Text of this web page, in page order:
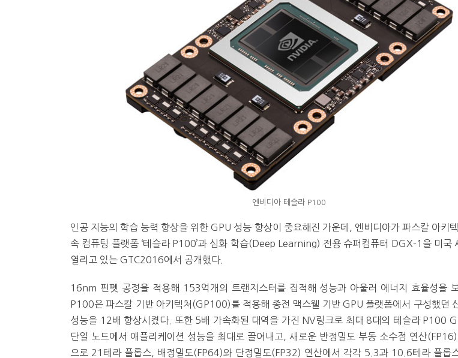
엔비디아 테슬라 P100
인공 지능의 학습 능력 향상을 위한 GPU 성능 향상이 중요해진 가운데, 엔비디아가 파스칼 아키
속 컴퓨팅 플랫폼 ‘테슬라 P100’과 심화 학습(Deep Learning) 전용 슈퍼컴퓨터 DGX-1을 미국
열리고 있는 GTC2016에서 공개했다.
16nm 핀펫 공정을 적용해 153억개의 트랜지스터를 집적해 성능과 아울러 에너지 효율성을
P100은 파스칼 기반 아키텍처(GP100)를 적용해 종전 맥스웰 기반 GPU 플랫폼에서 구성했던
성능을 12배 향상시켰다. 또한 5배 가속화된 대역을 가진 NV링크로 최대 8대의 테슬라 P100
단일 노드에서 애플리케이션 성능을 최대로 끌어내고, 새로운 반정밀도 부동 소수점 연산
으로 21테라 플롭스, 배정밀도(FP64)와 단정밀도(FP32) 연산에서 각각 5.3과 10.6테라 플롭